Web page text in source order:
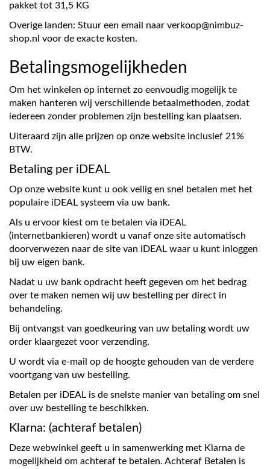
pakket tot 31,5 KG
Overige landen: Stuur een email naar verkoop@nimbuz-
shop.nl voor de exacte kosten.
Betalingsmogelijkheden
Om het winkelen op internet zo eenvoudig mogelijk te
maken hanteren wij verschillende betaalmethoden, zodat
iedereen zonder problemen zijn bestelling kan plaatsen.
Uiteraard zijn alle prijzen op onze website inclusief 21%
BTW.
Betaling per iDEAL
Op onze website kunt u ook veilig en snel betalen met het
populaire iDEAL systeem via uw bank.
Als u ervoor kiest om te betalen via iDEAL
(internetbankieren) wordt u vanaf onze site automatisch
doorverwezen naar de site van iDEAL waar u kunt inloggen
bij uw eigen bank.
Nadat u uw bank opdracht heeft gegeven om het bedrag
over te maken nemen wij uw bestelling per direct in
behandeling.
Bij ontvangst van goedkeuring van uw betaling wordt uw
order klaargezet voor verzending.
U wordt via e-mail op de hoogte gehouden van de verdere
voortgang van uw bestelling.
Betalen per iDEAL is de snelste manier van betaling om snel
over uw bestelling te beschikken.
Klarna: (achteraf betalen)
Deze webwinkel geeft u in samenwerking met Klarna de
mogelijkheid om achteraf te betalen. Achteraf Betalen is